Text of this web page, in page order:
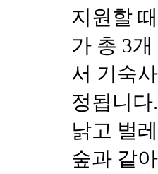
지원할
가 총 3개
서 기숙
정됩니다
낡고 벌
숲과 같